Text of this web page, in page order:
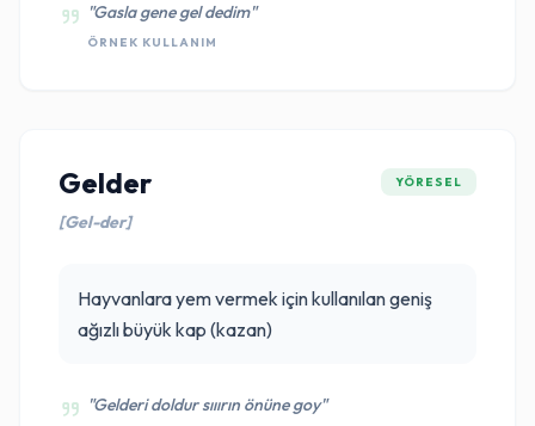
"Gasla gene gel dedim"
ÖRNEK KULLANIM
Gelder
[Gel-der]
YÖRESEL
Hayvanlara yem vermek için kullanılan geniş
ağızlı büyük kap (kazan)
"Gelderi doldur sııırın önüne goy"